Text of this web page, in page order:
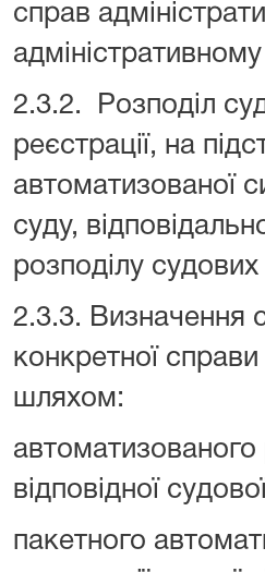
справ
2.3.2. Розподіл
реєстрації, на
автоматизованої
суду,
розподілу
2.3.3. Визначення
конкретної
шляхом:
автоматизованого
відповідної
пакетного